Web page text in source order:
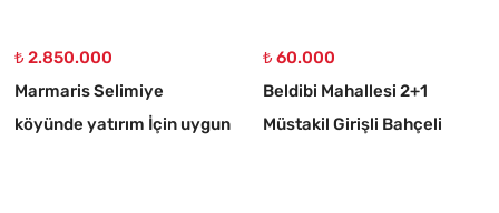
₺ 2.850.000
Marmaris Selimiye
köyünde yatırım İçin uygun
₺ 60.000
Beldibi Mahallesi 2+1
Müstakil Girişli Bahçeli